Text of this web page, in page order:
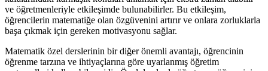
ve öğretmenleriyle etkileşimde bulunabilirler. Bu etkileşim,
öğrencilerin matematiğe olan özgüvenini artırır ve onlara zorluklarla
başa çıkmak için gereken motivasyonu sağlar.
Matematik özel derslerinin bir diğer önemli avantajı, öğrencinin
öğrenme tarzına ve ihtiyaçlarına göre uyarlanmış öğretim